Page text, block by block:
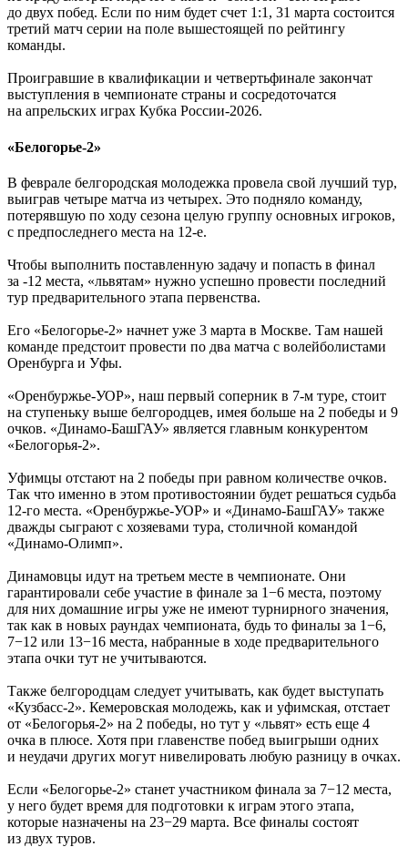
до двух побед. Если по ним будет счет 1:1, 31 марта состоится
третий матч серии на поле вышестоящей по рейтингу
команды.
Проигравшие в квалификации и четвертьфинале закончат
выступления в чемпионате страны и сосредоточатся
на апрельских играх Кубка России-2026.
«Белогорье-2»
В феврале белгородская молодежка провела свой лучший тур,
выиграв четыре матча из четырех. Это подняло команду,
потерявшую по ходу сезона целую группу основных игроков,
с предпоследнего места на 12-е.
Чтобы выполнить поставленную задачу и попасть в финал
за -12 места, «львятам» нужно успешно провести последний
тур предварительного этапа первенства.
Его «Белогорье-2» начнет уже 3 марта в Москве. Там нашей
команде предстоит провести по два матча с волейболистами
Оренбурга и Уфы.
«Оренбуржье-УОР», наш первый соперник в 7-м туре, стоит
на ступеньку выше белгородцев, имея больше на 2 победы и 9
очков. «Динамо-БашГАУ» является главным конкурентом
«Белогорья-2».
Уфимцы отстают на 2 победы при равном количестве очков.
Так что именно в этом противостоянии будет решаться судьба
12-го места. «Оренбуржье-УОР» и «Динамо-БашГАУ» также
дважды сыграют с хозяевами тура, столичной командой
«Динамо-Олимп».
Динамовцы идут на третьем месте в чемпионате. Они
гарантировали себе участие в финале за 1−6 места, поэтому
для них домашние игры уже не имеют турнирного значения,
так как в новых раундах чемпионата, будь то финалы за 1−6,
7−12 или 13−16 места, набранные в ходе предварительного
этапа очки тут не учитываются.
Также белгородцам следует учитывать, как будет выступать
«Кузбасс-2». Кемеровская молодежь, как и уфимская, отстает
от «Белогорья-2» на 2 победы, но тут у «львят» есть еще 4
очка в плюсе. Хотя при главенстве побед выигрыши одних
и неудачи других могут нивелировать любую разницу в очках.
Если «Белогорье-2» станет участником финала за 7−12 места,
у него будет время для подготовки к играм этого этапа,
которые назначены на 23−29 марта. Все финалы состоят
из двух туров.